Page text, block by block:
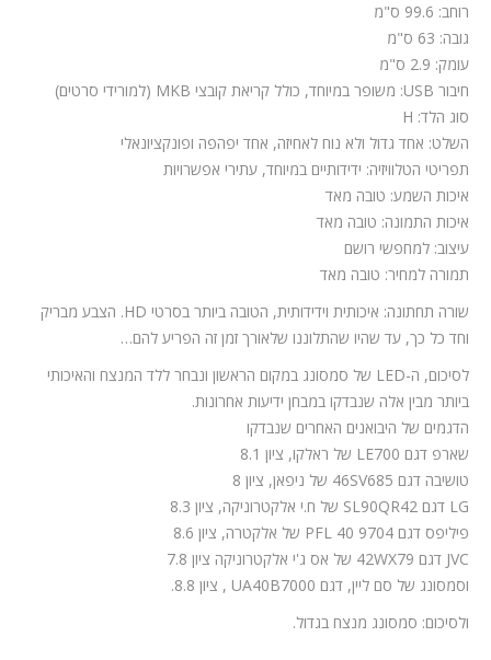
רוחב: 99.6 ס"מ
גובה: 63 ס"מ
עומק: 2.9 ס"מ
חיבור USB: משופר במיוחד, כולל קריאת קובצי MKB (למורידי סרטים)
סוג הלד: H
השלט: אחד גדול ולא נוח לאחיזה, אחד יפהפה ופונקציונאלי
תפריטי הטלוויזיה: ידידותיים במיוחד, עתירי אפשרויות
איכות השמע: טובה מאד
איכות התמונה: טובה מאד
עיצוב: למחפשי רושם
תמורה למחיר: טובה מאד
שורה תחתונה: איכותית וידידותית, הטובה ביותר בסרטי HD. הצבע מבריק
וחד כל כך, עד שהיו שהתלוננו שלאורך זמן זה הפריע להם…
לסיכום, ה-LED של סמסונג במקום הראשון ונבחר ללד המנצח והאיכותי
ביותר מבין אלה שנבדקו במבחן ידיעות אחרונות.
הדגמים של היבואנים האחרים שנבדקו
שארפ דגם LE700 של ראלקו, ציון 8.1
טושיבה דגם 46SV685 של ניפאן, ציון 8
LG דגם SL90QR42 של ח.י אלקטרוניקה, ציון 8.3
פיליפס דגם 9704 PFL 40 של אלקטרה, ציון 8.6
JVC דגם 42WX79 של אס ג'י אלקטרוניקה ציון 7.8
וסמסונג של סם ליין, דגם UA40B7000 , ציון 8.8.
ולסיכום: סמסונג מנצח בגדול.